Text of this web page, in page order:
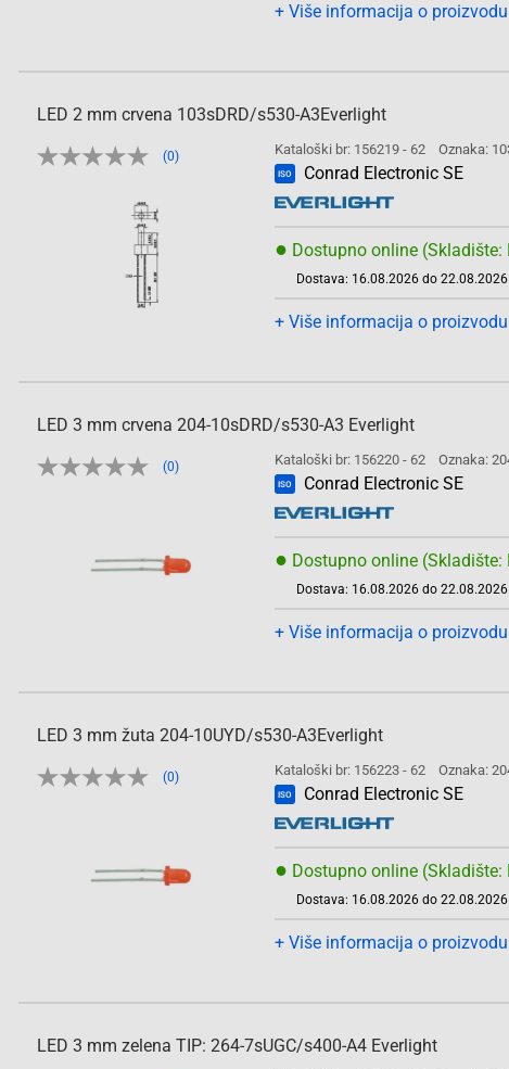
+ Više informacija o proizvodu
LED 2 mm crvena 103sDRD/s530-A3Everlight
(0) Kataloški br: 156219 - 62 Oznaka:
ISO Conrad Electronic SE
● Dostupno online (Skladište:
Dostava: 16.08.2026 do 22.08.2026
+ Više informacija o proizvodu
LED 3 mm crvena 204-10sDRD/s530-A3 Everlight
(0) Kataloški br: 156220 - 62 Oznaka:
ISO Conrad Electronic SE
● Dostupno online (Skladište:
Dostava: 16.08.2026 do 22.08.2026
+ Više informacija o proizvodu
LED 3 mm žuta 204-10UYD/s530-A3Everlight
(0) Kataloški br: 156223 - 62 Oznaka:
ISO Conrad Electronic SE
● Dostupno online (Skladište:
Dostava: 16.08.2026 do 22.08.2026
+ Više informacija o proizvodu
LED 3 mm zelena TIP: 264-7sUGC/s400-A4 Everlight